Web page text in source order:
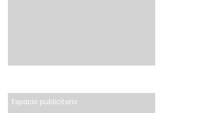
Espacio publicitario